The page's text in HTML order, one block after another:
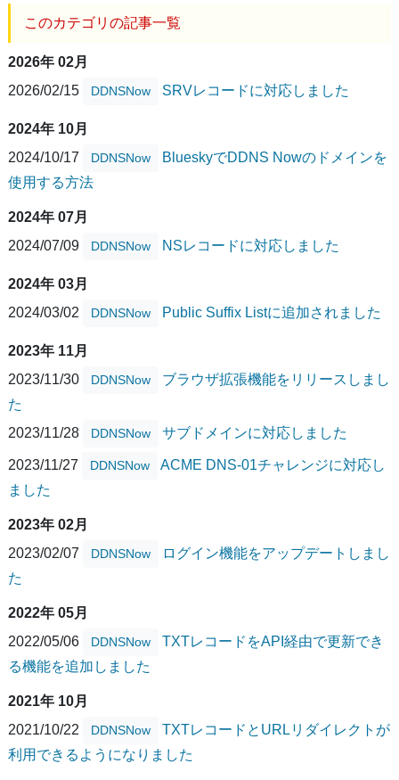
このカテゴリの記事一覧
2026年 02月
2026/02/15
DDNSNow SRVレコードに対応しました
2024年 10月
2024/10/17
DDNSNow
BlueskyでDDNS Nowのドメインを
使用する方法
2024年 07月
2024/07/09
DDNSNow NSレコードに対応しました
2024年 03月
2024/03/02
DDNSNow Public Suffix Listに追加されました
2023年 11月
2023/11/30
DDNSNow
ブラウザ拡張機能をリリースしまし
た
2023/11/28
DDNSNow サブドメインに対応しました
2023/11/27 DDNSNow
ACME DNS-01チャレンジに対応し
ました
2023年 02月
2023/02/07
DDNSNow
ログイン機能をアップデートしまし
た
2022年 05月
2022/05/06
DDNSNow
TXTレコードをAPI経由で更新でき
る機能を追加しました
2021年 10月
2021/10/22
DDNSNow
TXTレコードとURLリダイレクトが
利用できるようになりました